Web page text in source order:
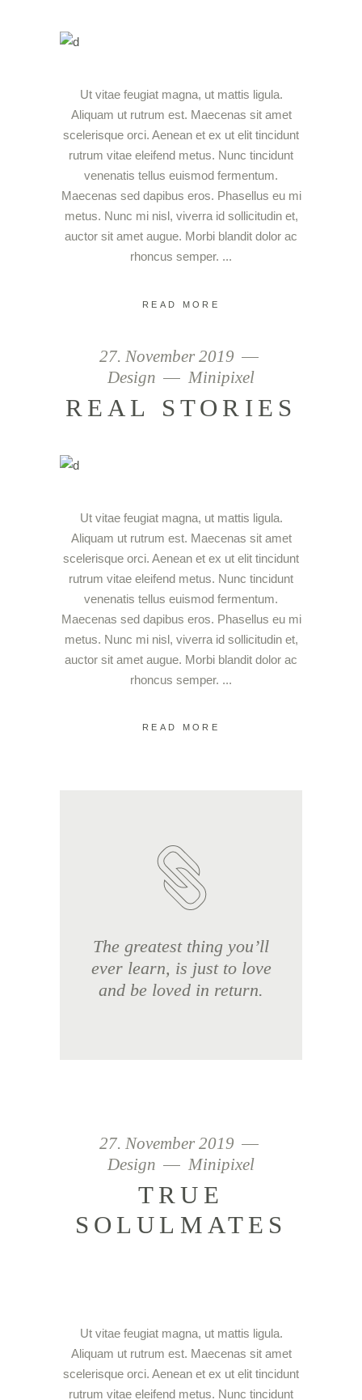
Ut vitae feugiat magna, ut mattis ligula.
Aliquam ut rutrum est. Maecenas sit amet
scelerisque orci. Aenean et ex ut elit tincidunt
rutrum vitae eleifend metus. Nunc tincidunt
venenatis tellus euismod fermentum.
Maecenas sed dapibus eros. Phasellus eu mi
metus. Nunc mi nisl, viverra id sollicitudin et,
auctor sit amet augue. Morbi blandit dolor ac
rhoncus semper.
READ MORE
27. November 2019
Design
Minipixel
REAL STORIES
Ut vitae feugiat magna, ut mattis ligula.
Aliquam ut rutrum est. Maecenas sit amet
scelerisque orci. Aenean et ex ut elit tincidunt
rutrum vitae eleifend metus. Nunc tincidunt
venenatis tellus euismod fermentum.
Maecenas sed dapibus eros. Phasellus eu mi
metus. Nunc mi nisl, viverra id sollicitudin et,
auctor sit amet augue. Morbi blandit dolor ac
rhoncus semper.
READ MORE
The greatest thing you’ll
ever learn, is just to love
and be loved in return.
27. November 2019
Design
Minipixel
TRUE
SOLULMATES
Ut vitae feugiat magna, ut mattis ligula.
Aliquam ut rutrum est. Maecenas sit amet
scelerisque orci. Aenean et ex ut elit tincidunt
rutrum vitae eleifend metus. Nunc tincidunt